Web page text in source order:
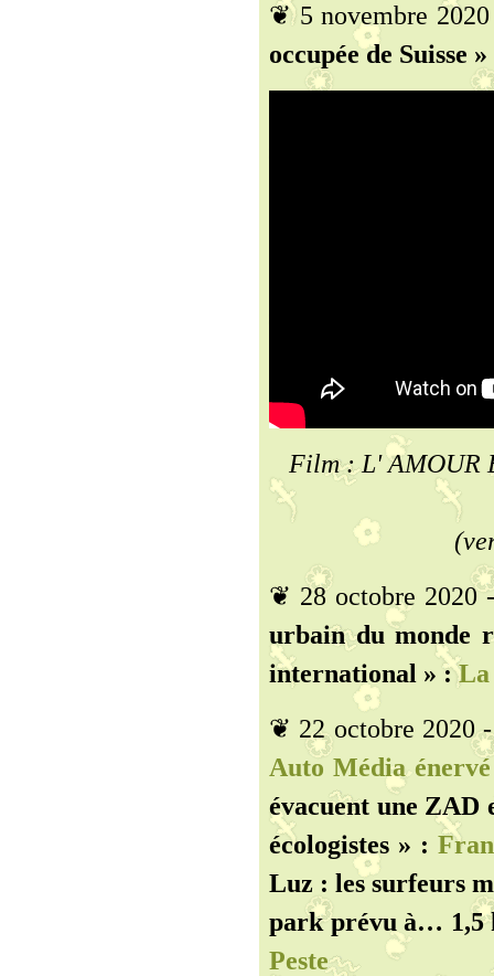
❦ 5 novembre
occupée de Suisse
Film : L' AMOUR
❦ 28 octobre 2020
urbain du monde
international » :La
❦ 22 octobre 2020
Auto Média énervé
évacuent une
écologistes » :
Luz : les surfeurs
park prévu à… 1,5
Peste